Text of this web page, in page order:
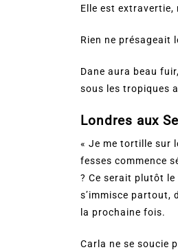
Elle est extravertie,
Rien ne présageait
Dane aura beau
sous les tropiques
Londres aux
« Je me tortille sur
fesses commence
? Ce serait plutôt le
s’immisce partout,
la prochaine fois.
Carla ne se soucie